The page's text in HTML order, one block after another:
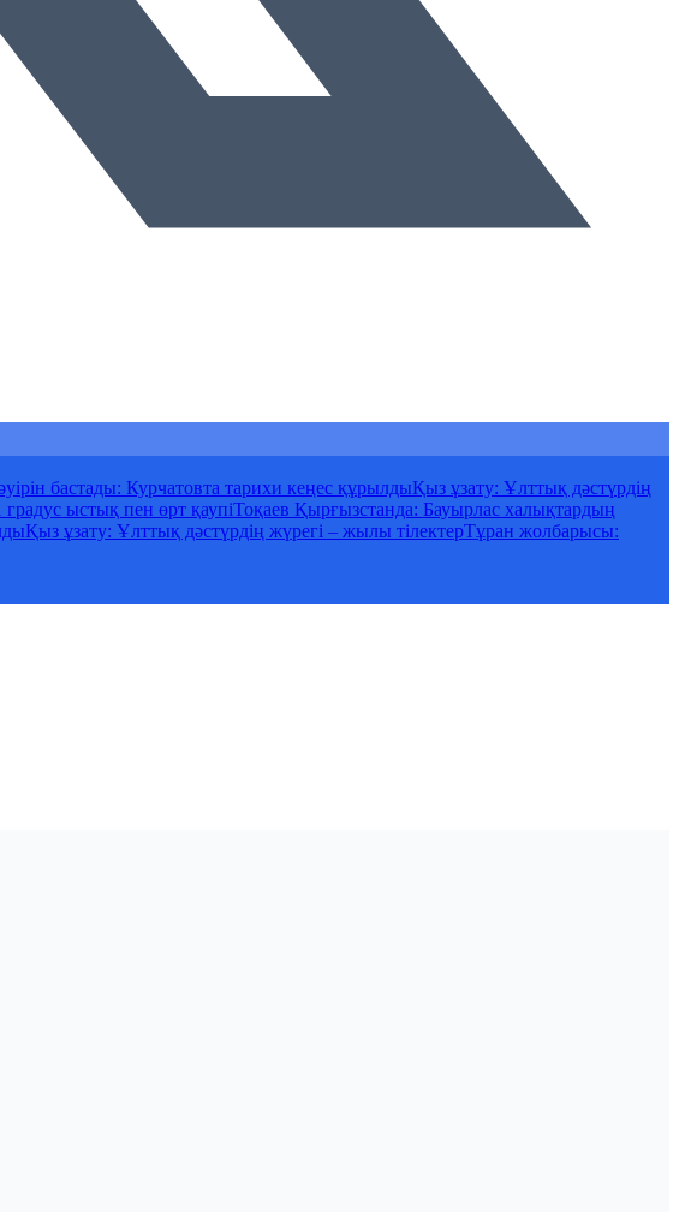
бастады: Курчатовта тарихи кеңес құрылдыҚыз ұзату: Ұлттық дәстүрдің
ыстық пен өрт қаупіТоқаев Қырғызстанда: Бауырлас халықтардың
Қыз ұзату: Ұлттық дәстүрдің жүрегі – жылы тілектерТұран жолбарысы: